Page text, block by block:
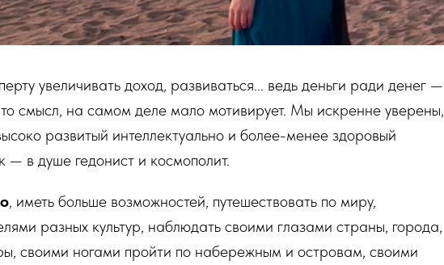
увеличивать доход, развиваться... ведь деньги ради денег —
то смысл, на самом деле мало мотивирует. Мы искренне уверены,
развитый интеллектуально и более-менее здоровый
— в душе гедонист и космополит.
, иметь больше возможностей, путешествовать по миру,
разных культур, наблюдать своими глазами страны, города,
своими ногами пройти по набережным и островам, своими